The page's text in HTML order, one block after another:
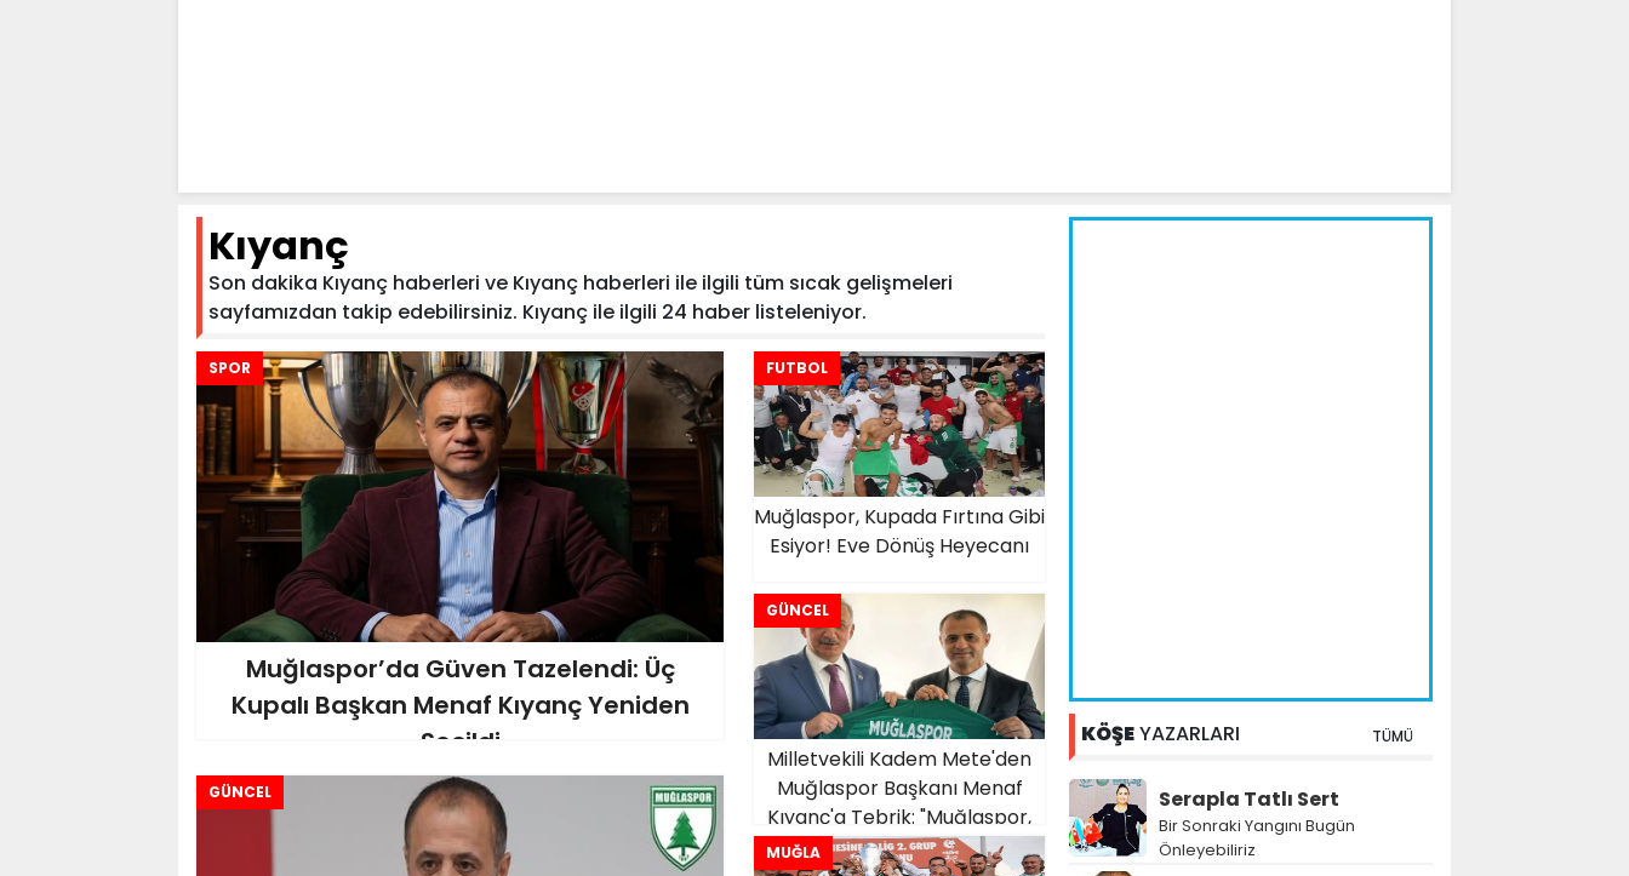
Kıyanç
Son dakika Kıyanç haberleri ve Kıyanç haberleri ile ilgili tüm sıcak gelişmeleri
sayfamızdan takip edebilirsiniz. Kıyanç ile ilgili 24 haber listeleniyor.
SPOR
Muğlaspor’da Güven Tazelendi: Üç
Kupalı Başkan Menaf Kıyanç Yeniden
Seçildi
FUTBOL
Muğlaspor, Kupada Fırtına Gibi
Esiyor! Eve Dönüş Heyecanı
GÜNCEL
Milletvekili Kadem Mete'den
Muğlaspor Başkanı Menaf
Kıyanç'a Tebrik: "Muğlaspor,
Şehrimizin Marka Değeri"
GÜNCEL
MUĞLA
KÖŞEYAZARLARI TÜMÜ
Serapla Tatlı Sert
Bir Sonraki Yangını Bugün
Önleyebiliriz